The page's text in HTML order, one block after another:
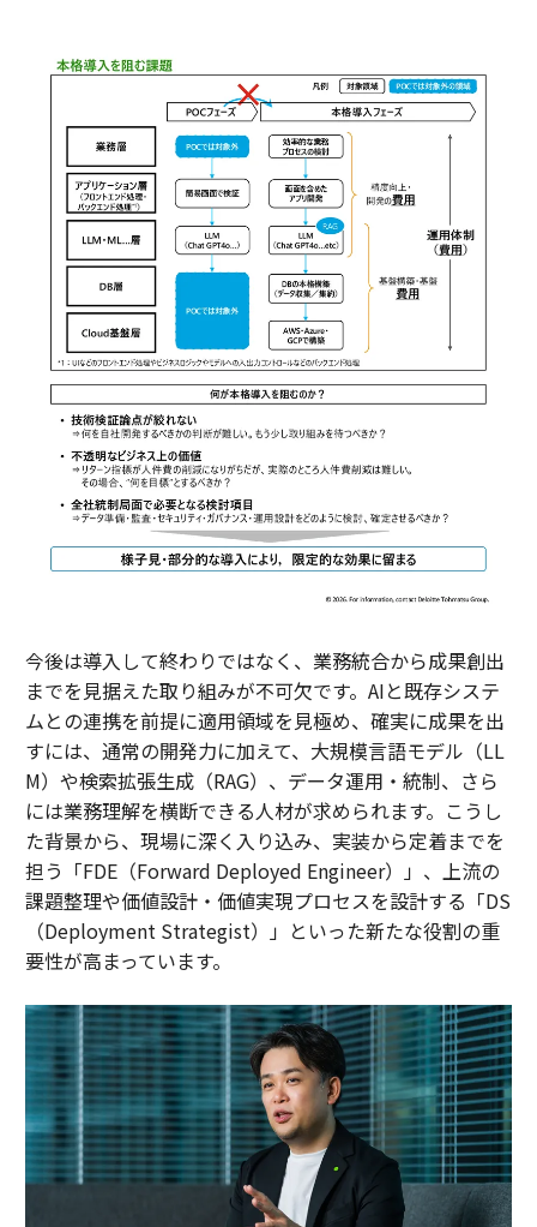
今後は導入して終わりではなく、業務統合から成果創出
までを見据えた取り組みが不可欠です。AIと既存システ
ムとの連携を前提に適用領域を見極め、確実に成果を出
すには、通常の開発力に加えて、大規模言語モデル（LL
M）や検索拡張生成（RAG）、データ運用・統制、さら
には業務理解を横断できる人材が求められます。こうし
た背景から、現場に深く入り込み、実装から定着までを
担う「FDE（Forward Deployed Engineer）」、上流の
課題整理や価値設計・価値実現プロセスを設計する「DS
（Deployment Strategist）」といった新たな役割の重
要性が高まっています。